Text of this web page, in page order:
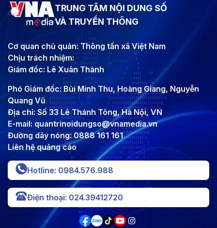
TRUNG TÂM NỘI DUNG SỐ
VÀ TRUYỀN THÔNG
Cơ quan chủ quản: Thông tấn xã Việt Nam
Chịu trách nhiệm:
Giám đốc: Lê Xuân Thành
Phó Giám đốc: Bùi Minh Thu, Hoàng Giang, Nguyễn
Quang Vũ
Địa chỉ: Số 33 Lê Thánh Tông, Hà Nội, VN
E-mail: quantrinoidungso@vnamedia.vn
Đường dây nóng: 0888 161 161
Liên hệ quảng cáo
Hotline: 0984.576.988
Điện thoại: 024.39412720